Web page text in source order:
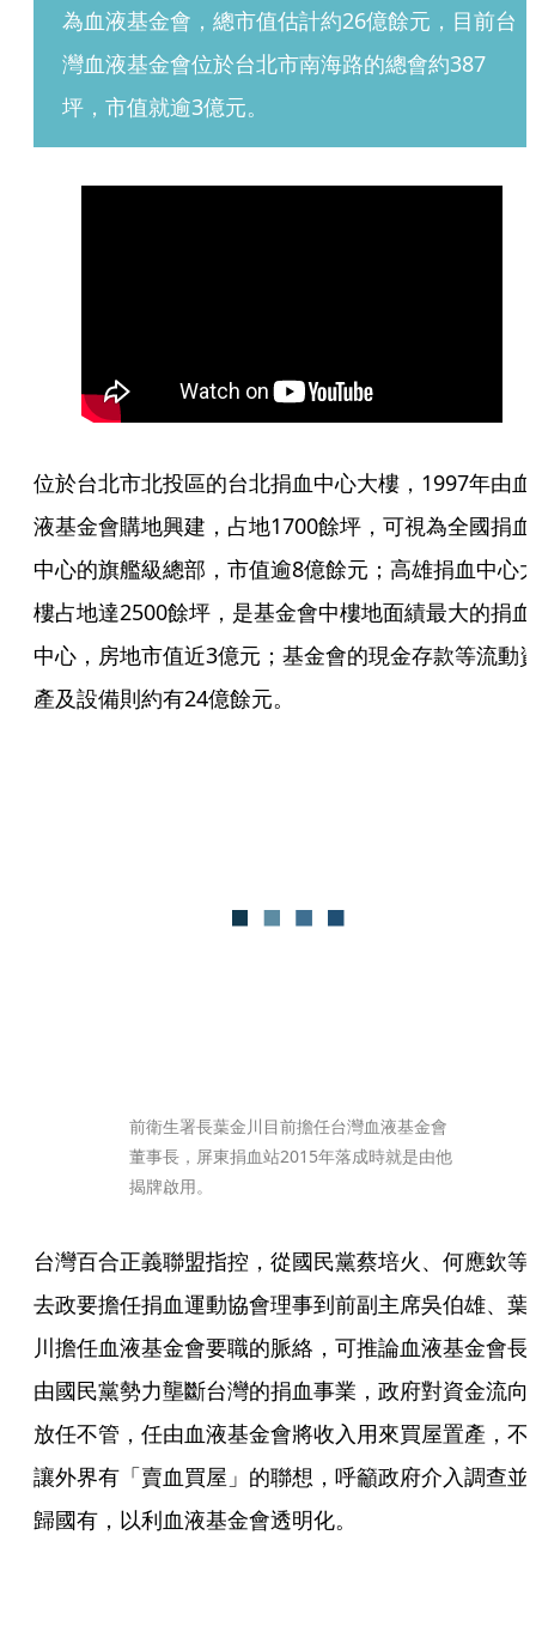
為血液基金會，總市值估計約26億餘元，目前台
灣血液基金會位於台北市南海路的總會約387
坪，市值就逾3億元。
位於台北市北投區的台北捐血中心大樓，1997年由血
液基金會購地興建，占地1700餘坪，可視為全國捐血
中心的旗艦級總部，市值逾8億餘元；高雄捐血中心
樓占地達2500餘坪，是基金會中樓地面績最大的捐血
中心，房地市值近3億元；基金會的現金存款等流動
產及設備則約有24億餘元。
前衛生署長葉金川目前擔任台灣血液基金會
董事長，屏東捐血站2015年落成時就是由他
揭牌啟用。
台灣百合正義聯盟指控，從國民黨蔡培火、何應欽等
去政要擔任捐血運動協會理事到前副主席吳伯雄、葉
川擔任血液基金會要職的脈絡，可推論血液基金會長
由國民黨勢力壟斷台灣的捐血事業，政府對資金流向
放任不管，任由血液基金會將收入用來買屋置產，不
讓外界有「賣血買屋」的聯想，呼籲政府介入調查並
歸國有，以利血液基金會透明化。